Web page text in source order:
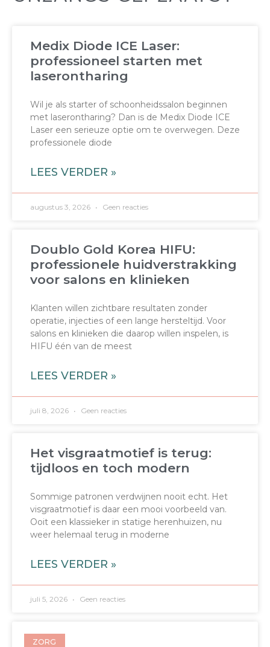
Medix Diode ICE Laser:
professioneel starten met
laserontharing
Wil je als starter of schoonheidssalon beginnen
met laserontharing? Dan is de Medix Diode ICE
Laser een serieuze optie om te overwegen. Deze
professionele diode
LEES VERDER »
augustus 3, 2026 Geen reacties
Doublo Gold Korea HIFU:
professionele huidverstrakking
voor salons en klinieken
Klanten willen zichtbare resultaten zonder
operatie, injecties of een lange hersteltijd. Voor
salons en klinieken die daarop willen inspelen, is
HIFU één van de meest
LEES VERDER »
juli 8, 2026 Geen reacties
Het visgraatmotief is terug:
tijdloos en toch modern
Sommige patronen verdwijnen nooit echt. Het
visgraatmotief is daar een mooi voorbeeld van.
Ooit een klassieker in statige herenhuizen, nu
weer helemaal terug in moderne
LEES VERDER »
juli 5, 2026 Geen reacties
ZORG